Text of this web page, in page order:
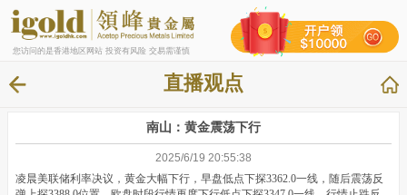
您访问的是香港地区网站 投资有风险 交易需谨慎
直播观点
南山：黄金震荡下行
2025/6/19 20:55:38
凌晨美联储利率决议，黄金大幅下行，早盘低点下探3362.0一线，随后震荡反